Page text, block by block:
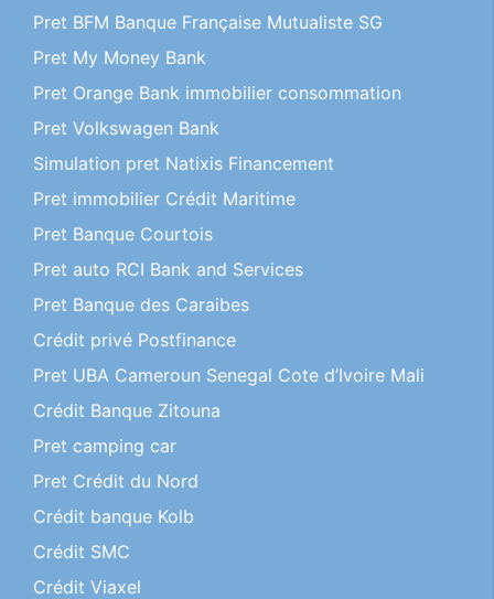
Pret BFM Banque Française Mutualiste SG
Pret My Money Bank
Pret Orange Bank immobilier consommation
Pret Volkswagen Bank
Simulation pret Natixis Financement
Pret immobilier Crédit Maritime
Pret Banque Courtois
Pret auto RCI Bank and Services
Pret Banque des Caraibes
Crédit privé Postfinance
Pret UBA Cameroun Senegal Cote d’Ivoire Mali
Crédit Banque Zitouna
Pret camping car
Pret Crédit du Nord
Crédit banque Kolb
Crédit SMC
Crédit Viaxel